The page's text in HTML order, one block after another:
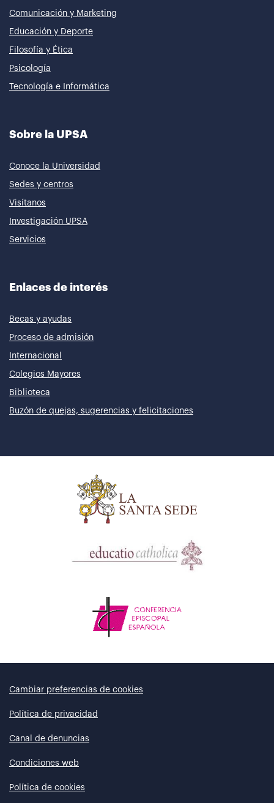
Comunicación y Marketing
Educación y Deporte
Filosofía y Ética
Psicología
Tecnología e Informática
Sobre la UPSA
Conoce la Universidad
Sedes y centros
Visítanos
Investigación UPSA
Servicios
Enlaces de interés
Becas y ayudas
Proceso de admisión
Internacional
Colegios Mayores
Biblioteca
Buzón de quejas, sugerencias y felicitaciones
Cambiar preferencias de cookies
Política de privacidad
Canal de denuncias
Condiciones web
Política de cookies